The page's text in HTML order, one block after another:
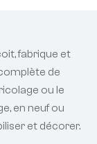
fabrique et
de
ou le
en neuf ou
et décorer.